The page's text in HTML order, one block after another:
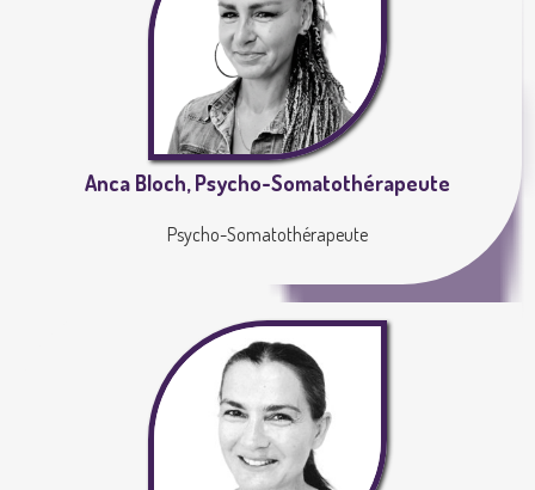
Anca Bloch, Psycho-Somatothérapeute
Psycho-Somatothérapeute